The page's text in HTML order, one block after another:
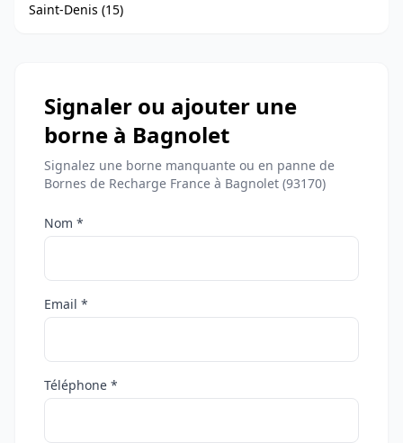
Saint-Denis (15)
Signaler ou ajouter une
borne à Bagnolet
Signalez une borne manquante ou en panne de
Bornes de Recharge France à Bagnolet (93170)
Nom *
Email *
Téléphone *